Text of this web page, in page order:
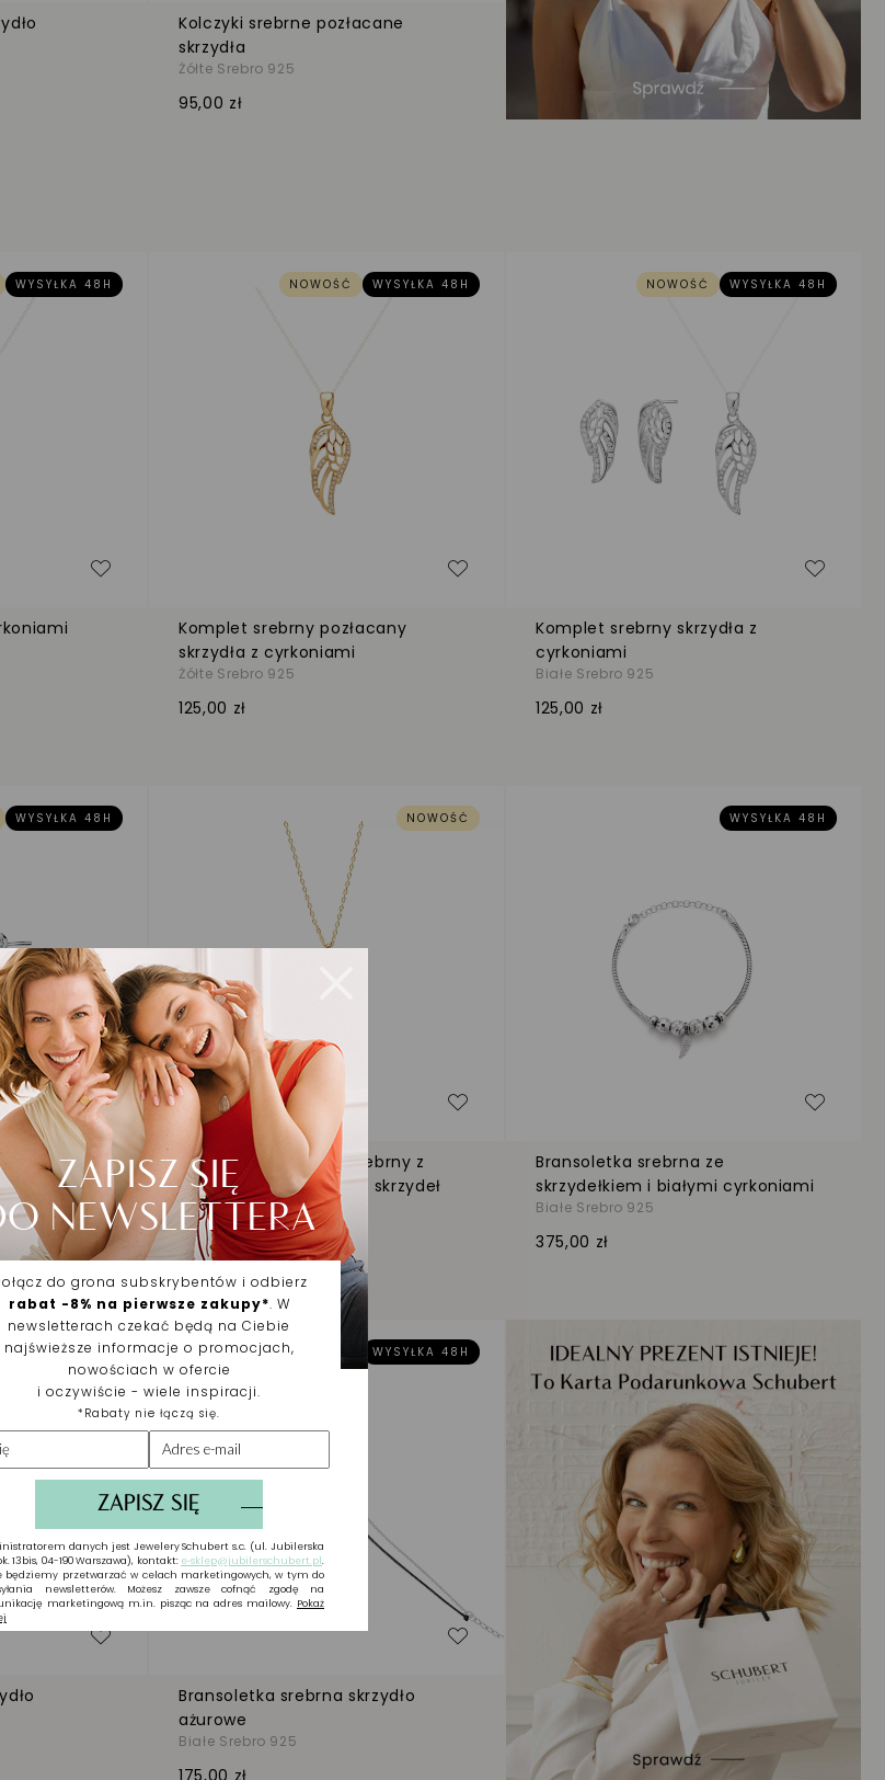
Kolczyki srebrne pozłacane
skrzydła
Żółte Srebro 925
95,00 zł
WYSYŁKA 48H
Dodaj do listy życzeń
NOWOŚĆ WYSYŁKA 48H
Komplet srebrny pozłacany
skrzydła z cyrkoniami
Żółte Srebro 925
125,00 zł
Dodaj do listy życzeń
NOWOŚĆ WYSYŁKA 48H
Komplet srebrny skrzydła z
cyrkoniami
Białe Srebro 925
125,00 zł
Dodaj
WYSYŁKA 48H
z
Dodaj do listy życzeń
NOWOŚĆ
Naszyjnik pozłacany srebrny z
cyrkoniami i motywem skrzydeł
Żółte Srebro 925
135,00 zł
Dodaj do listy życzeń
WYSYŁKA 48H
Bransoletka srebrna ze
skrzydełkiem i białymi cyrkoniami
Białe Srebro 925
375,00 zł
Dodaj
WYSYŁKA 48H
Dodaj do listy życzeń
WYSYŁKA 48H
Bransoletka srebrna skrzydło
ażurowe
Białe Srebro 925
175,00 zł
Dodaj do listy życzeń